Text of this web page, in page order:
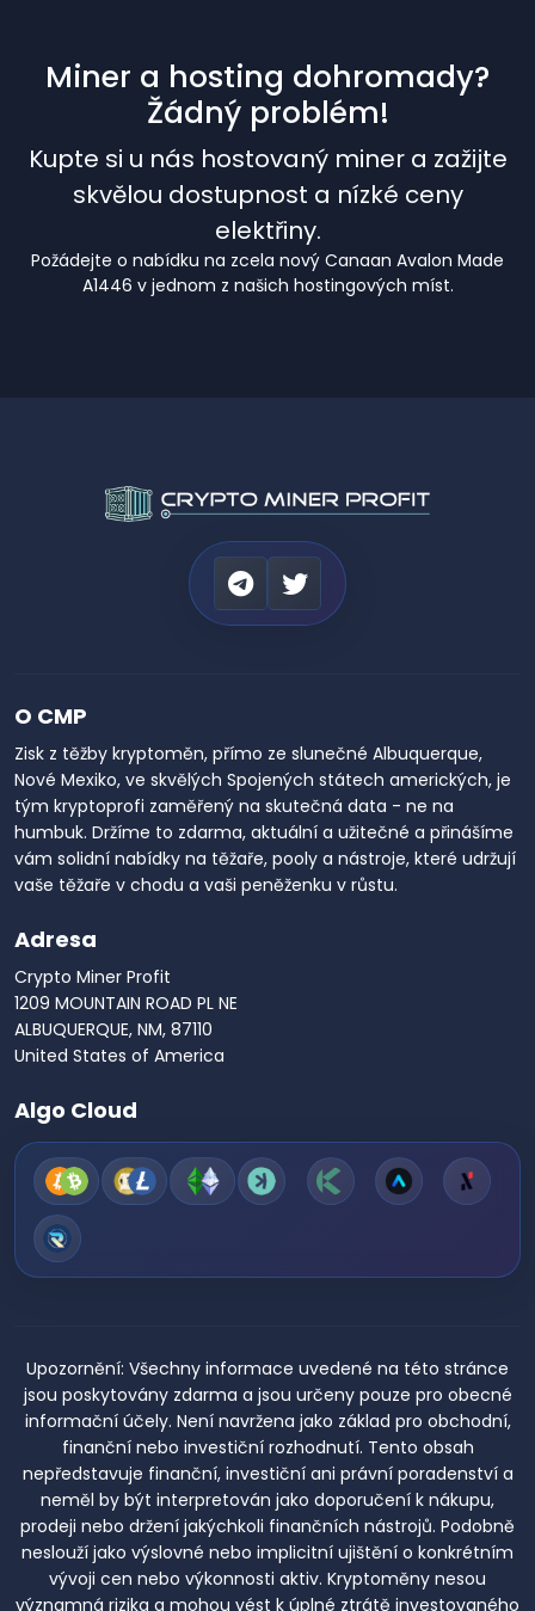
Miner a hosting dohromady?
Žádný problém!
Kupte si u nás hostovaný miner a zažijte
skvělou dostupnost a nízké ceny
elektřiny.
Požádejte o nabídku na zcela nový Canaan Avalon Made
A1446 v jednom z našich hostingových míst.
O CMP
Zisk z těžby kryptoměn, přímo ze slunečné Albuquerque,
Nové Mexiko, ve skvělých Spojených státech amerických, je
tým kryptoprofi zaměřený na skutečná data - ne na
humbuk. Držíme to zdarma, aktuální a užitečné a přinášíme
vám solidní nabídky na těžaře, pooly a nástroje, které udržují
vaše těžaře v chodu a vaši peněženku v růstu.
Adresa
Crypto Miner Profit
1209 MOUNTAIN ROAD PL NE
ALBUQUERQUE, NM, 87110
United States of America
Algo Cloud
Upozornění: Všechny informace uvedené na této stránce
jsou poskytovány zdarma a jsou určeny pouze pro obecné
informační účely. Není navržena jako základ pro obchodní,
finanční nebo investiční rozhodnutí. Tento obsah
nepředstavuje finanční, investiční ani právní poradenství a
neměl by být interpretován jako doporučení k nákupu,
prodeji nebo držení jakýchkoli finančních nástrojů. Podobně
neslouží jako výslovné nebo implicitní ujištění o konkrétním
vývoji cen nebo výkonnosti aktiv. Kryptoměny nesou
významná rizika a mohou vést k úplné ztrátě investovaného